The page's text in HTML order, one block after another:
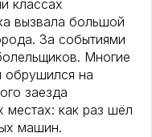
классах
вызвала большой
За событиями
Многие
обрушился на
заезда
местах: как раз шёл
машин.